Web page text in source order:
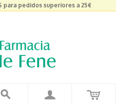
para pedidos superiores a 25€